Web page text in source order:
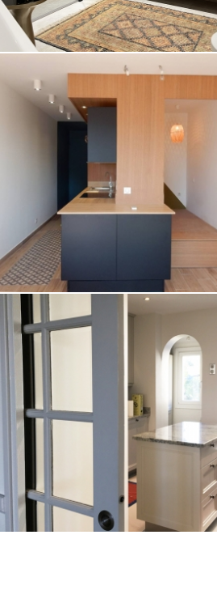
CONCEPTION ET DESIGN D’ESPACE
STUDIO À ST RAPHAËL
Appartement
CUISINE PALAIS DE CIMIEZ
Appartement